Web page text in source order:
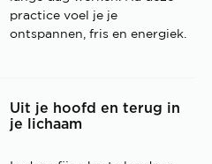
practice voel je je
ontspannen, fris en energiek.
Uit je hoofd en terug in
je lichaam